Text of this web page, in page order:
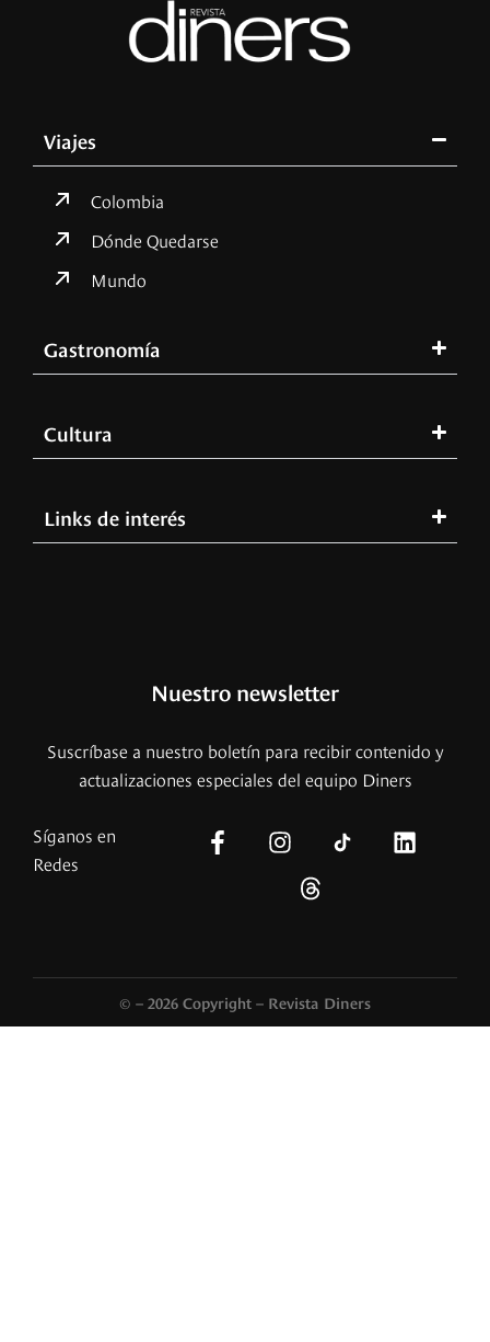
Viajes
Colombia
Dónde Quedarse
Mundo
Gastronomía
Cultura
Links de interés
Nuestro newsletter
Suscríbase a nuestro boletín para recibir contenido y
actualizaciones especiales del equipo Diners
Síganos en
Redes
© – 2026 Copyright – Revista Diners